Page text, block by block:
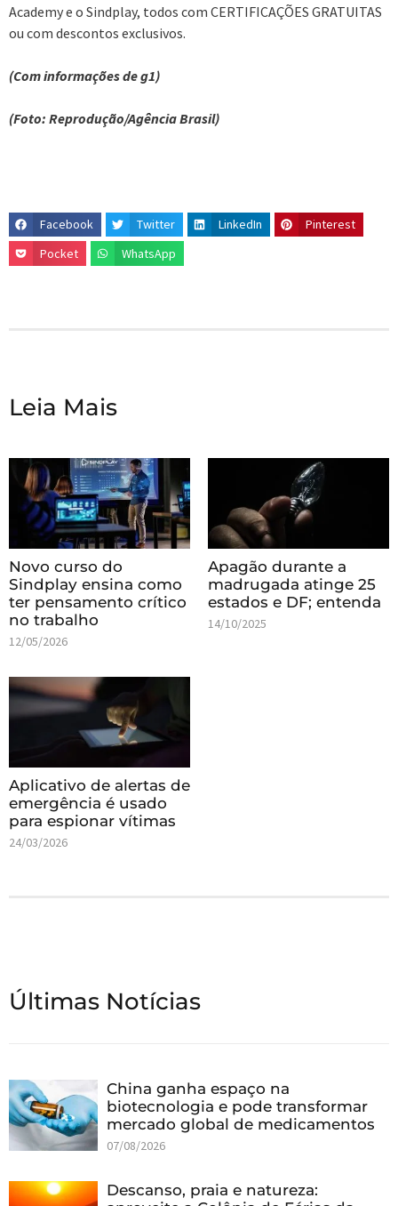
Academy e o Sindplay, todos com CERTIFICAÇÕES GRATUITAS
ou com descontos exclusivos.
(Com informações de g1)
(Foto: Reprodução/Agência Brasil)
Facebook Twitter LinkedIn
Pinterest
Pocket
WhatsApp
Leia Mais
Novo curso do
Sindplay ensina como
ter pensamento crítico
no trabalho
12/05/2026
Apagão durante a
madrugada atinge 25
estados e DF; entenda
14/10/2025
Aplicativo de alertas de
emergência é usado
para espionar vítimas
24/03/2026
Últimas Notícias
China ganha espaço na
biotecnologia e pode transformar
mercado global de medicamentos
07/08/2026
Descanso, praia e natureza: